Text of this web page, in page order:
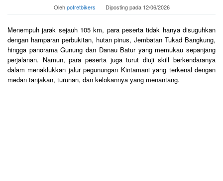
Olehpotretbikers Diposting pada 12/06/2026
Menempuh jarak sejauh 105 km, para peserta tidak hanya disuguhkan
dengan hamparan perbukitan, hutan pinus, Jembatan Tukad Bangkung,
hingga panorama Gunung dan Danau Batur yang memukau sepanjang
perjalanan. Namun, para peserta juga turut diuji skill berkendaranya
dalam menaklukkan jalur pegunungan Kintamani yang terkenal dengan
medan tanjakan, turunan, dan kelokannya yang menantang.